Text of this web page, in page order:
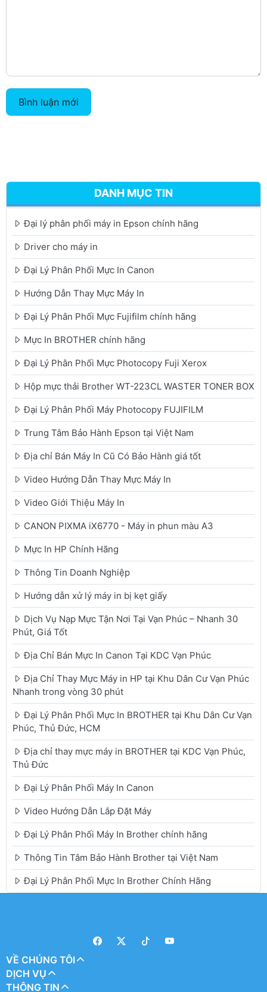
Bình luận mới
DANH MỤC TIN
Đại lý phân phối máy in Epson chính hãng
Driver cho máy in
Đại Lý Phân Phối Mực In Canon
Hướng Dẫn Thay Mực Máy In
Đại Lý Phân Phối Mực Fujifilm chính hãng
Mực In BROTHER chính hãng
Đại Lý Phân Phối Mực Photocopy Fuji Xerox
Hộp mực thải Brother WT-223CL WASTER TONER BOX
Đại Lý Phân Phối Máy Photocopy FUJIFILM
Trung Tâm Bảo Hành Epson tại Việt Nam
Địa chỉ Bán Máy In Cũ Có Bảo Hành giá tốt
Video Hướng Dẫn Thay Mực Máy In
Video Giới Thiệu Máy In
CANON PIXMA iX6770 - Máy in phun màu A3
Mực In HP Chính Hãng
Thông Tin Doanh Nghiệp
Hướng dẫn xử lý máy in bị kẹt giấy
Dịch Vụ Nạp Mực Tận Nơi Tại Vạn Phúc – Nhanh 30
Phút, Giá Tốt
Địa Chỉ Bán Mực In Canon Tại KDC Vạn Phúc
Địa Chỉ Thay Mực Máy in HP tại Khu Dân Cư Vạn Phúc
Nhanh trong vòng 30 phút
Đại Lý Phân Phối Mực In BROTHER tại Khu Dân Cư Vạn
Phúc, Thủ Đức, HCM
Địa chỉ thay mực máy in BROTHER tại KDC Vạn Phúc,
Thủ Đức
Đại Lý Phân Phối Máy In Canon
Video Hướng Dẫn Lắp Đặt Máy
Đại Lý Phân Phối Máy In Brother chính hãng
Thông Tin Tâm Bảo Hành Brother tại Việt Nam
Đại Lý Phân Phối Mực In Brother Chính Hãng
VỀ CHÚNG TÔI
DỊCH VỤ
THÔNG TIN